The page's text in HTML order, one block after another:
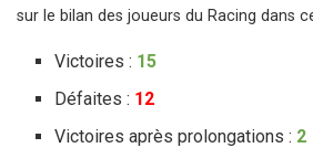
sur le bilan des joueurs du Racing dans
Victoires : 15
Défaites : 12
Victoires après prolongations : 2